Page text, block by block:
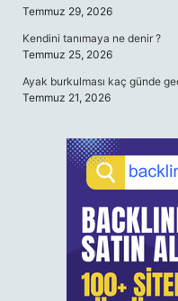
Temmuz 29, 2026
Kendini tanımaya ne denir ?
Temmuz 25, 2026
Ayak burkulması kaç günde
Temmuz 21, 2026